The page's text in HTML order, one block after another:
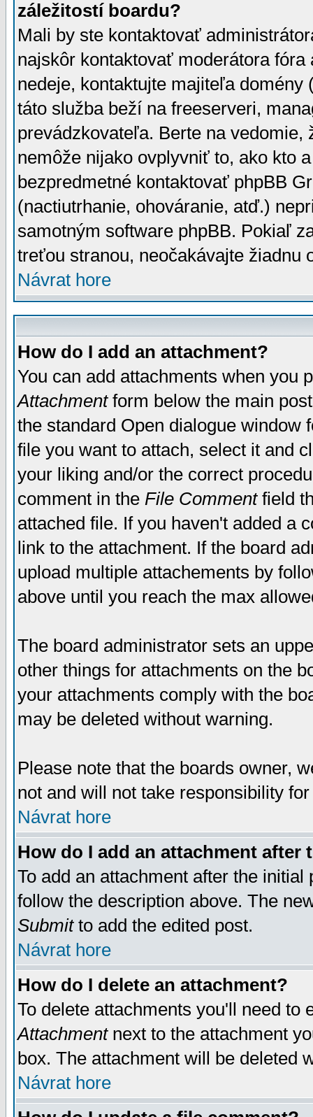
záležitostí boardu?
Mali by ste kontaktovať
najskôr kontaktovať moderátora
nedeje, kontaktujte majiteľa
táto služba beží na freeserveri,
prevádzkovateľa. Berte na vedomie,
nemôže nijako ovplyvniť to, ako kto
bezpredmetné kontaktovať phpBB
(nactiutrhanie, ohováranie, atď.)
samotným software phpBB. Pokiaľ
treťou stranou, neočakávajte žiadnu
Návrat hore
How do I add an attachment?
You can add attachments when you
Attachmentform below the main
the standard Open dialogue window
file you want to attach, select it and
your liking and/or the correct
comment in the File Commentfield
attached file. If you haven't added a
link to the attachment. If the board
upload multiple attachements by
above until you reach the max
The board administrator sets an
other things for attachments on the
your attachments comply with the
may be deleted without warning.
Please note that the boards owner,
not and will not take responsibility
Návrat hore
How do I add an attachment after
To add an attachment after the
follow the description above. The
Submitto add the edited post.
Návrat hore
How do I delete an attachment?
To delete attachments you'll need
Attachmentnext to the attachment
box. The attachment will be deleted
Návrat hore